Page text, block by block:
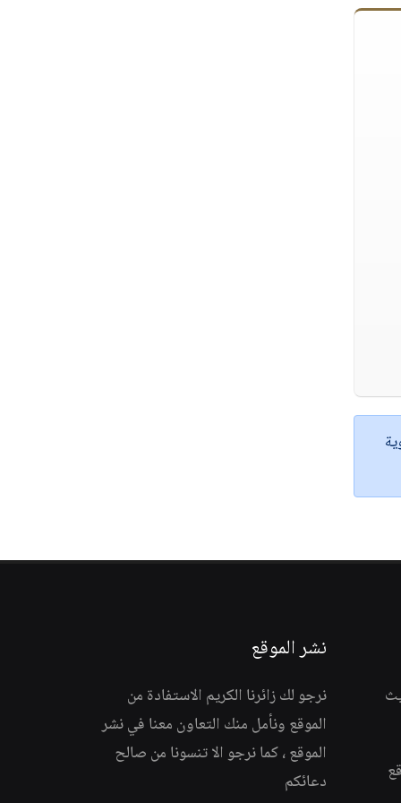
نشر الموقع
نرجو لك زائرنا الكريم الاستفادة من
الموقع ونأمل منك التعاون معنا في نشر
الموقع ، كما نرجو الا تنسونا من صالح
دعائكم